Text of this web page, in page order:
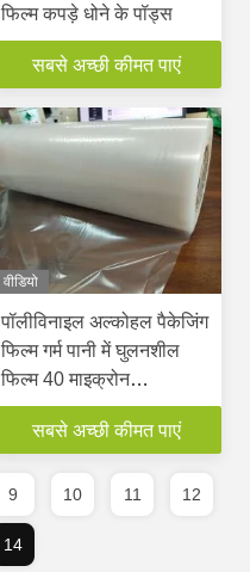
फिल्म कपड़े धोने के पॉड्स
सबसे अच्छी कीमत पाएं
वीडियो
पॉलीविनाइल अल्कोहल पैकेजिंग
फिल्म गर्म पानी में घुलनशील
फिल्म 40 माइक्रोन
बायोडिग्रेडेबल
सबसे अच्छी कीमत पाएं
9 10 11 12
14